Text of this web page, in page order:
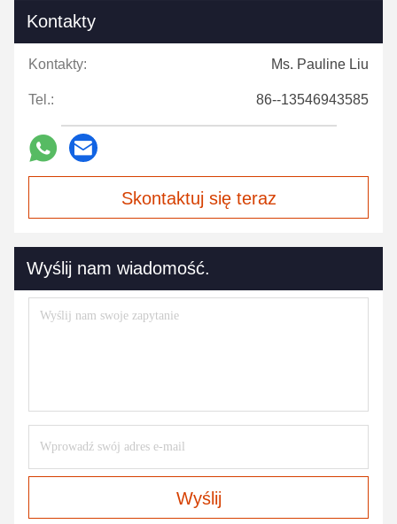
Kontakty
Kontakty: Ms. Pauline Liu
Tel.: 86--13546943585
Skontaktuj się teraz
Wyślij nam wiadomość.
Wyślij